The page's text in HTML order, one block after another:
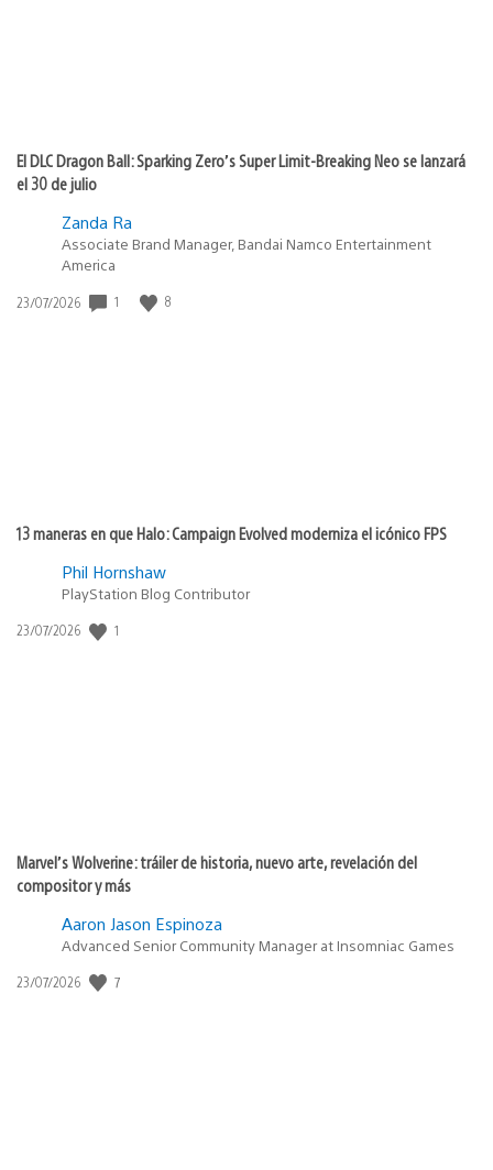
El DLC Dragon Ball: Sparking Zero’s Super Limit-Breaking Neo se lanzará
el 30 de julio
Zanda Ra
Associate Brand Manager, Bandai Namco Entertainment
America
Fecha
23/07/2026 1 8
13 maneras en que Halo: Campaign Evolved moderniza el icónico FPS
Phil Hornshaw
PlayStation Blog Contributor
Fecha
23/07/2026 1
Marvel’s Wolverine: tráiler de historia, nuevo arte, revelación del
compositor y más
Aaron Jason Espinoza
Advanced Senior Community Manager at Insomniac Games
Fecha
23/07/2026 7